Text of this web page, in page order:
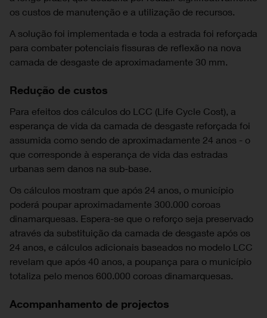
os custos de manutenção e a utilização de recursos.
A solução foi implementada e toda a estrada foi reforçada
para combater potenciais fissuras de reflexão na nova
camada de desgaste de aproximadamente 30 mm.
Redução de custos
Para efeitos dos cálculos do LCC (Life Cycle Cost), a
esperança de vida da camada de desgaste reforçada foi
assumida como sendo de aproximadamente 24 anos - o
que corresponde à esperança de vida das estradas
urbanas sem danos na sub-base.
Os cálculos mostram que após 24 anos, o município
poderá poupar aproximadamente 300.000 coroas
dinamarquesas. Espera-se que o reforço seja preservado
através da substituição da camada de desgaste após os
24 anos, e cálculos adicionais baseados no modelo LCC
revelam que após 40 anos, a poupança para o município
totaliza pelo menos 600.000 coroas dinamarquesas.
Acompanhamento de projectos